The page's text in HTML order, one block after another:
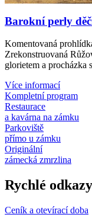
Barokní perly
Komentovaná
Zrekonstruovaná
glorietem a procházka
Více informací
Kompletní program
Restaurace
a kavárna na zámku
Parkoviště
přímo u zámku
Originální
zámecká zmrzlina
Rychlé odkazy
Ceník a otevírací doba